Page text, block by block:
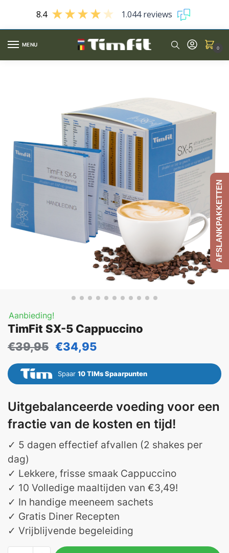
8.4 1.044 reviews
MENU
0
Aanbieding!
TimFit SX-5 Cappuccino
€39,95 €34,95
Spaar 10TIMs Spaarpunten
Uitgebalanceerde voeding voor een
fractie van de kosten en tijd!
✓ 5 dagen effectief afvallen (2 shakes per
dag)
✓ Lekkere, frisse smaak Cappuccino
✓ 10 Volledige maaltijden van €3,49!
✓ In handige meeneem sachets
✓ Gratis Diner Recepten
✓ Vrijblijvende begeleiding
AFSLANKPAKKETTEN